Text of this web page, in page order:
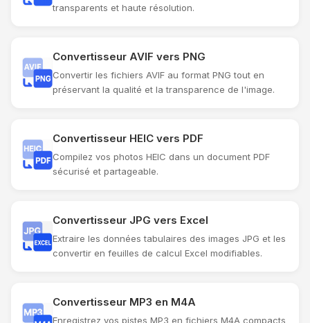
transparents et haute résolution.
Convertisseur AVIF vers PNG
Convertir les fichiers AVIF au format PNG tout en
préservant la qualité et la transparence de l'image.
Convertisseur HEIC vers PDF
Compilez vos photos HEIC dans un document PDF
sécurisé et partageable.
Convertisseur JPG vers Excel
Extraire les données tabulaires des images JPG et les
convertir en feuilles de calcul Excel modifiables.
Convertisseur MP3 en M4A
Enregistrez vos pistes MP3 en fichiers M4A compacts